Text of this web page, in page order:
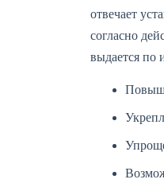
отвечает
согласно
выдается по